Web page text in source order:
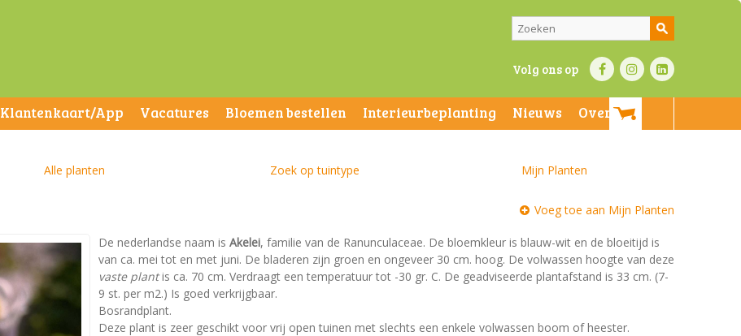
Volg ons op
Klantenkaart/App Vacatures Bloemen bestellen Interieurbeplanting Nieuws
Over ons
Alle planten Zoek op tuintype Mijn Planten
Voeg toe aan Mijn Planten
De nederlandse naam is Akelei, familie van de Ranunculaceae. De bloemkleur is blauw-wit en de bloeitijd is
van ca. mei tot en met juni. De bladeren zijn groen en ongeveer 30 cm. hoog. De volwassen hoogte van deze
vaste plantis ca. 70 cm. Verdraagt een temperatuur tot -30 gr. C. De geadviseerde plantafstand is 33 cm. (7-
9 st. per m2.) Is goed verkrijgbaar.
Bosrandplant.
Deze plant is zeer geschikt voor vrij open tuinen met slechts een enkele volwassen boom of heester.